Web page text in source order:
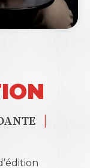
|